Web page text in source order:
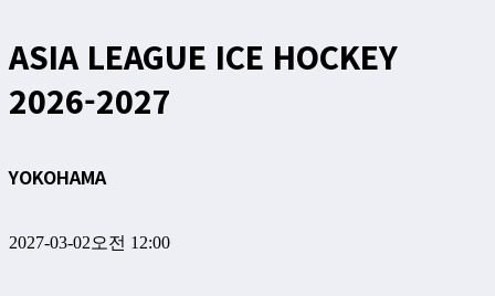
ASIA LEAGUE ICE HOCKEY
2026-2027
YOKOHAMA
2027-03-02오전 12:00